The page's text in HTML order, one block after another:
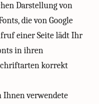
Darstellung von
die von Google
einer Seite lädt Ihr
in ihren
korrekt
Ihnen verwendete